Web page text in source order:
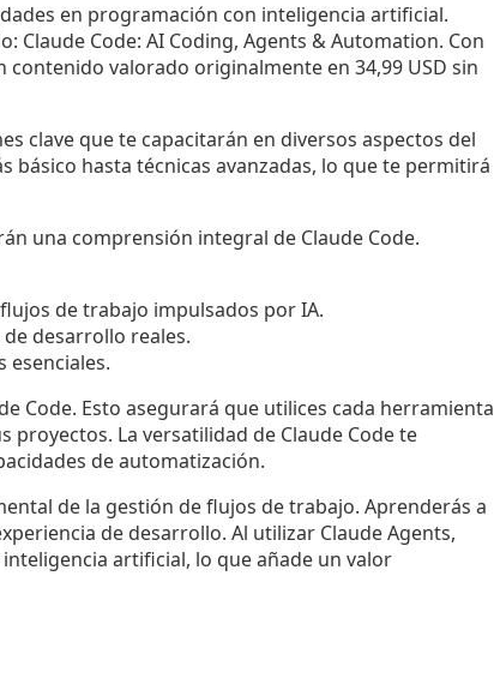
en programación con inteligencia artificial.
Code: AI Coding, Agents & Automation. Con
valorado originalmente en 34,99 USD sin
clave que te capacitarán en diversos aspectos del
básico hasta técnicas avanzadas, lo que te permitirá
una comprensión integral de Claude Code.
de trabajo impulsados por IA.
desarrollo reales.
esenciales.
Code. Esto asegurará que utilices cada herramienta
La versatilidad de Claude Code te
de automatización.
de la gestión de flujos de trabajo. Aprenderás a
de desarrollo. Al utilizar Claude Agents,
artificial, lo que añade un valor